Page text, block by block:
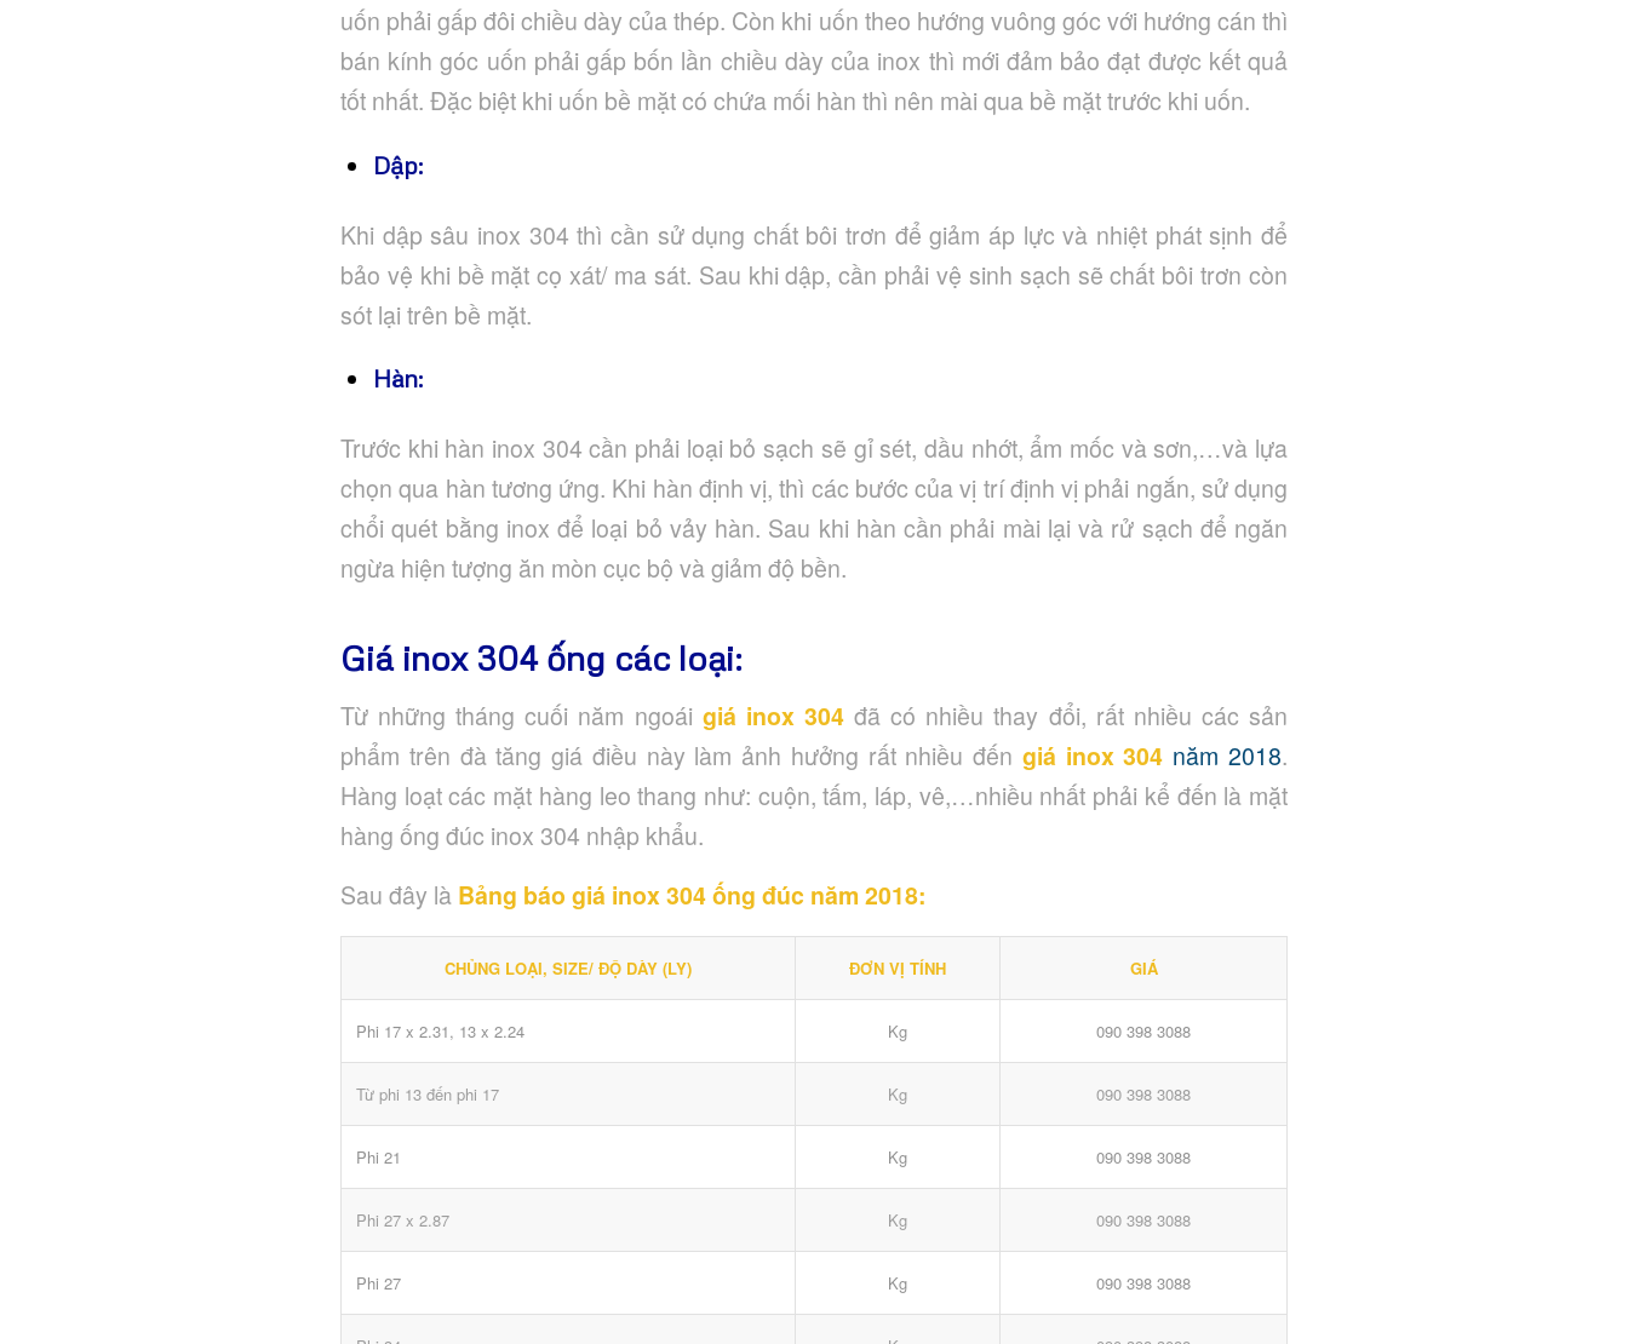
uốn phải gấp đôi chiều dày của thép. Còn khi uốn theo hướng vuông góc với hướng cán thì
bán kính góc uốn phải gấp bốn lần chiều dày của inox thì mới đảm bảo đạt được kết quả
tốt nhất. Đặc biệt khi uốn bề mặt có chứa mối hàn thì nên mài qua bề mặt trước khi uốn.
Dập:
Khi dập sâu inox 304 thì cần sử dụng chất bôi trơn để giảm áp lực và nhiệt phát sịnh để
bảo vệ khi bề mặt cọ xát/ ma sát. Sau khi dập, cần phải vệ sinh sạch sẽ chất bôi trơn còn
sót lại trên bề mặt.
Hàn:
Trước khi hàn inox 304 cần phải loại bỏ sạch sẽ gỉ sét, dầu nhớt, ẩm mốc và sơn,…và lựa
chọn qua hàn tương ứng. Khi hàn định vị, thì các bước của vị trí định vị phải ngắn, sử dụng
chổi quét bằng inox để loại bỏ vảy hàn. Sau khi hàn cần phải mài lại và rử sạch để ngăn
ngừa hiện tượng ăn mòn cục bộ và giảm độ bền.
Giá inox 304 ống các loại:
Từ những tháng cuối năm ngoái giá inox 304đã có nhiều thay đổi, rất nhiều các sản
phẩm trên đà tăng giá điều này làm ảnh hưởng rất nhiều đến giá inox 304 năm 2018.
Hàng loạt các mặt hàng leo thang như: cuộn, tấm, láp, vê,…nhiều nhất phải kể đến là mặt
hàng ống đúc inox 304 nhập khẩu.
Sau đây là Bảng báo giá inox 304 ống đúc năm 2018:
CHỦNG LOẠI, SIZE/ ĐỘ DÀY (LY) ĐƠN VỊ TÍNH GIÁ
Phi 17 x 2.31, 13 x 2.24 Kg 090 398 3088
Từ phi 13 đến phi 17 Kg 090 398 3088
Phi 21 Kg 090 398 3088
Phi 27 x 2.87 Kg 090 398 3088
Phi 27 Kg 090 398 3088